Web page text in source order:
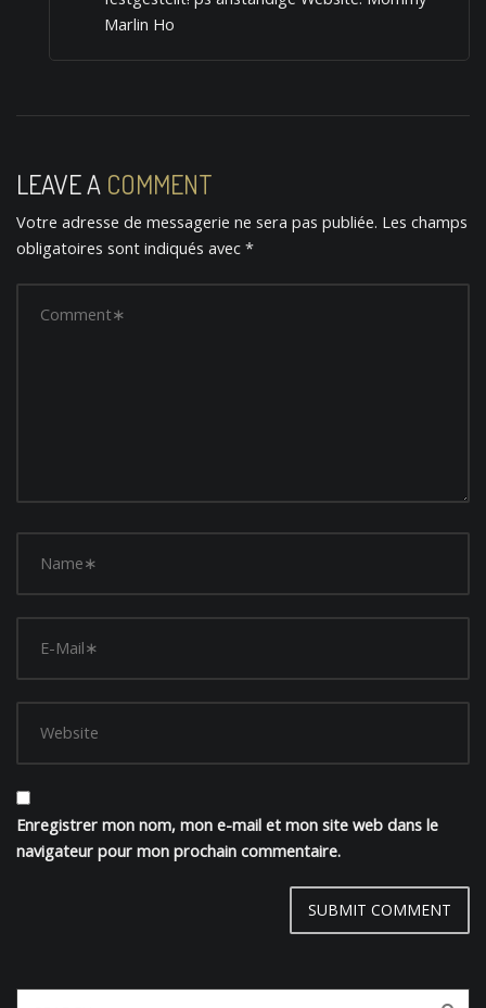
Marlin Ho
LEAVE A COMMENT
Votre adresse de messagerie ne sera pas publiée. Les champs
obligatoires sont indiqués avec *
Enregistrer mon nom, mon e-mail et mon site web dans le
navigateur pour mon prochain commentaire.